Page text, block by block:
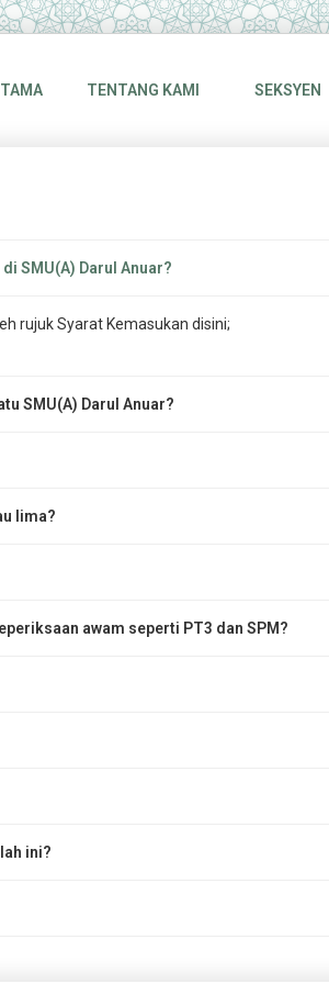
TENTANG KAMI SEKSYEN
SMU(A) Darul Anuar?
rujuk Syarat Kemasukan disini;
SMU(A) Darul Anuar?
lima?
awam seperti PT3 dan SPM?
ini?